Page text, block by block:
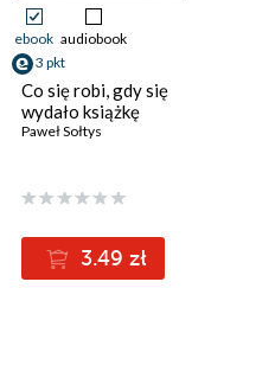
,Kamil Fejfer
ebook audiobook
3 pkt
Co się robi, gdy się
wydało książkę
Paweł Sołtys
3.49 zł